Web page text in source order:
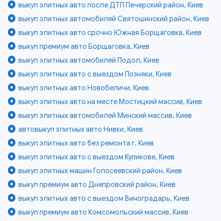
выкуп элитных авто после ДТП Печерский район, Киев
выкуп элитных автомобилей Святошинский район, Киев
выкуп элитных авто срочно Южная Борщаговка, Киев
выкуп премиум авто Борщаговка, Киев
выкуп элитных автомобилей Подол, Киев
выкуп элитных авто с выездом Позняки, Киев
выкуп элитных авто Новобеличи, Киев
выкуп элитных авто на месте Мостицкий массив, Киев
выкуп элитных автомобилей Минский массив, Киев
автовыкуп элитных авто Нивки, Киев
выкуп элитных авто без ремонта г. Киев
выкуп элитных авто с выездом Куликове, Киев
выкуп элитных машин Голосеевский район, Киев
выкуп премиум авто Днепровский район, Киев
выкуп элитных авто с выездом Виноградарь, Киев
выкуп премиум авто Комсомольский массив, Киев